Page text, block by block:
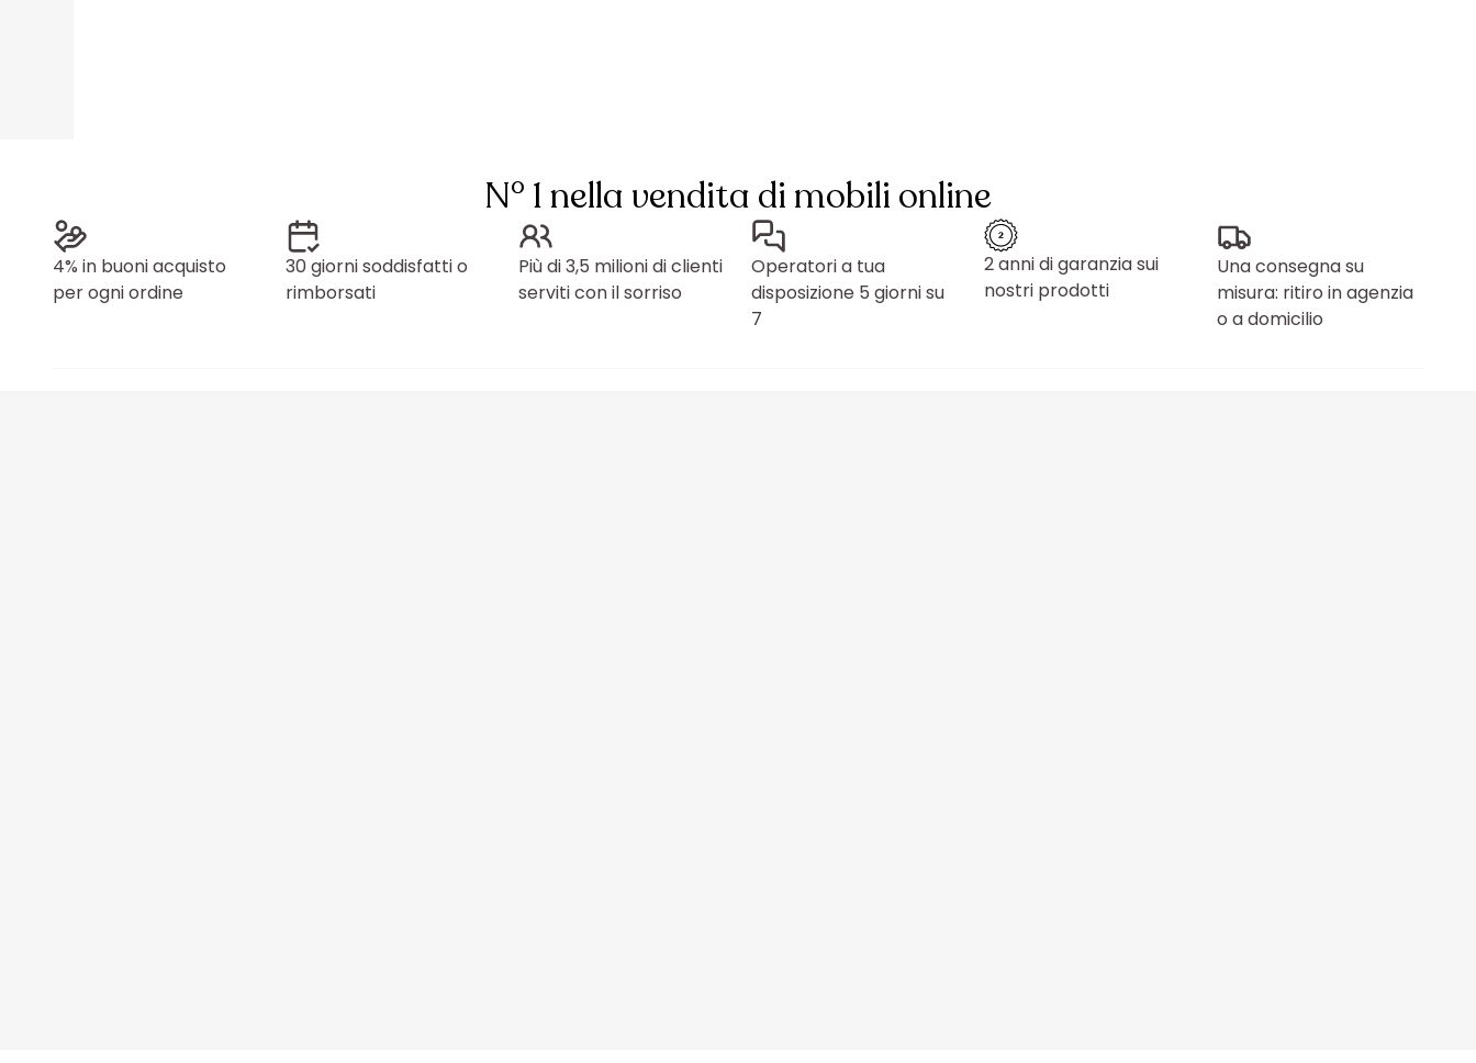
N° 1 nella vendita di mobili online
4% in buoni acquisto
per ogni ordine
30 giorni soddisfatti o
rimborsati
Più di 3,5 milioni di clienti
serviti con il sorriso
Operatori a tua
disposizione 5 giorni su
7
2 anni di garanzia sui
nostri prodotti
Una consegna su
misura: ritiro in agenzia
o a domicilio